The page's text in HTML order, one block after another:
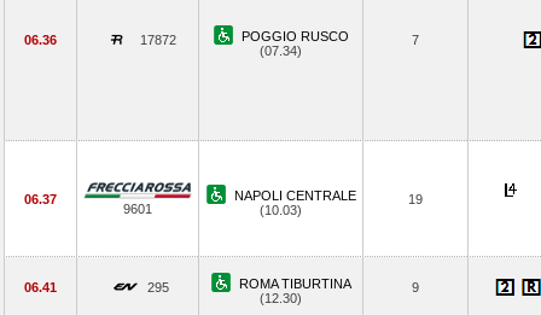
06.36 17872
POGGIO RUSCO
(07.34)
7
06.37
9601
NAPOLI CENTRALE
(10.03)
19
06.41 295
ROMA TIBURTINA
(12.30)
9